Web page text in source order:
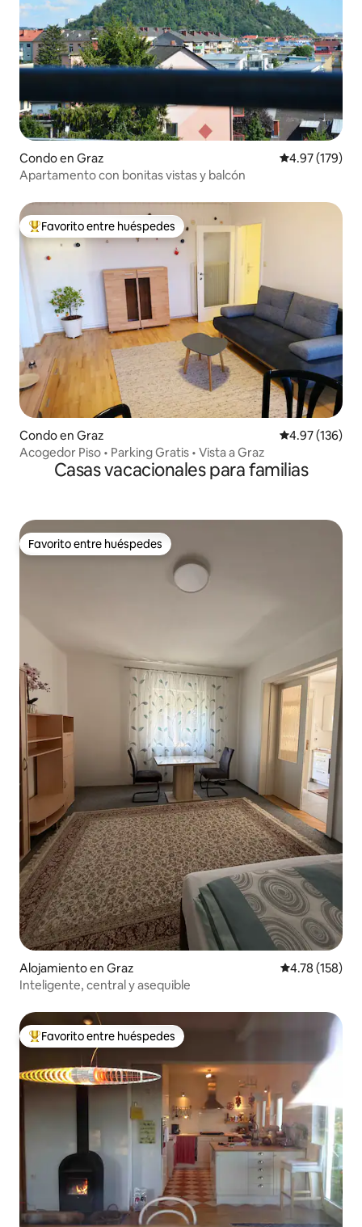
Condo en Graz Calificación
4.97 (179)
Apartamento con bonitas vistas y balcón
Favorito entre huéspedes preferido
Favorito entre huéspedes
Condo en Graz Calificación
4.97 (136)
Acogedor Piso • Parking Gratis • Vista a Graz
Casas vacacionales para familias
Favorito entre huéspedes
Favorito entre huéspedes
Alojamiento en Graz Calificación
4.78 (158)
Inteligente, central y asequible
Favorito entre huéspedes preferido
Favorito entre huéspedes